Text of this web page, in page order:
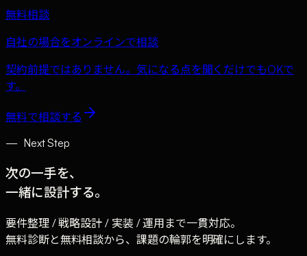
無料相談
自社の場合をオンラインで相談
契約前提ではありません。気になる点を聞くだけでもOKで
す。
無料で相談する
—Next Step
次の一手を、
一緒に設計する。
要件整理 / 戦略設計 / 実装 / 運用まで一貫対応。
無料診断と無料相談から、課題の輪郭を明確にします。